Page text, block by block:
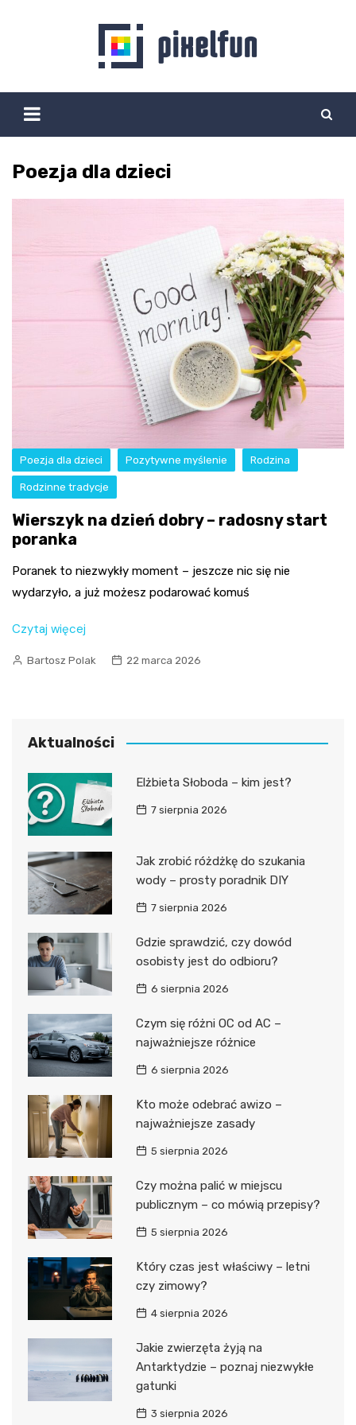
Poezja dla dzieci
Poezja dla dzieci Pozytywne myślenie Rodzina
Rodzinne tradycje
Wierszyk na dzień dobry – radosny start
poranka
Poranek to niezwykły moment – jeszcze nic się nie
wydarzyło, a już możesz podarować komuś
Czytaj więcej
Bartosz Polak 22 marca 2026
Aktualności
Elżbieta Słoboda – kim jest?
7 sierpnia 2026
Jak zrobić różdżkę do szukania
wody – prosty poradnik DIY
7 sierpnia 2026
Gdzie sprawdzić, czy dowód
osobisty jest do odbioru?
6 sierpnia 2026
Czym się różni OC od AC –
najważniejsze różnice
6 sierpnia 2026
Kto może odebrać awizo –
najważniejsze zasady
5 sierpnia 2026
Czy można palić w miejscu
publicznym – co mówią przepisy?
5 sierpnia 2026
Który czas jest właściwy – letni
czy zimowy?
4 sierpnia 2026
Jakie zwierzęta żyją na
Antarktydzie – poznaj niezwykłe
gatunki
3 sierpnia 2026